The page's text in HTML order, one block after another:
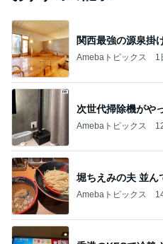
関西最強の源泉掛
Amebaトピックス 1
次世代掃除機がや
Amebaトピックス
堀ちえみの夫 並ん
Amebaトピックス